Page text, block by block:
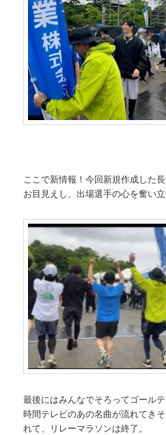
ここで新情報！今回新規作成した
お目見えし、出場選手の心を奮い
最後にはみんなでそろってゴール
時間テレビのあの名曲が流れてき
れて、リレーマラソンは終了。